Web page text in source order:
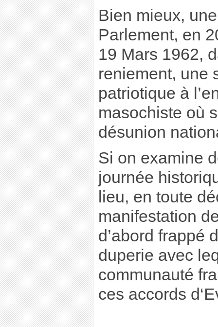
Bien mieux,
Parlement, en
19 Mars 1962,
reniement, une
patriotique à
masochiste où
désunion
Si on examine
journée
lieu, en toute
manifestation
d’abord frappé
duperie avec
communauté
ces accords